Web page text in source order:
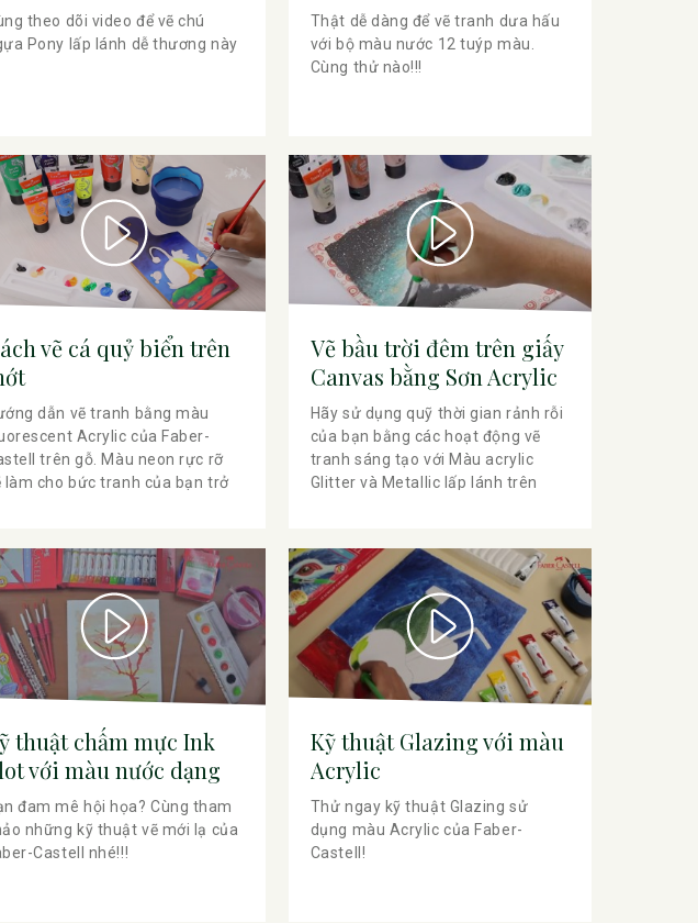
theo dõi video để vẽ chú
Pony lấp lánh dễ thương này
Thật dễ dàng để vẽ tranh dưa hấu
với bộ màu nước 12 tuýp màu.
Cùng thử nào!!!
vẽ cá quỷ biển trên
dẫn vẽ tranh bằng màu
Acrylic của Faber-
trên gỗ. Màu neon rực rỡ
làm cho bức tranh của bạn trở
do sáng tạo. Sưu tập trọn bộ
màu và theo dõi video để cùng
hành nhé!
Vẽ bầu trời đêm trên giấy
Canvas bằng Sơn Acrylic
Hãy sử dụng quỹ thời gian rảnh rỗi
của bạn bằng các hoạt động vẽ
tranh sáng tạo với Màu acrylic
Glitter và Metallic lấp lánh trên
phẩm của bạn ấn tượng hơn bao
giờ hết. Cùng xem video hướng
dẫn nhé!
thuật chấm mực Ink
với màu nước dạng
đam mê hội họa? Cùng tham
những kỹ thuật vẽ mới lạ của
Castell nhé!!!
Kỹ thuật Glazing với màu
Acrylic
Thử ngay kỹ thuật Glazing sử
dụng màu Acrylic của Faber-
Castell!